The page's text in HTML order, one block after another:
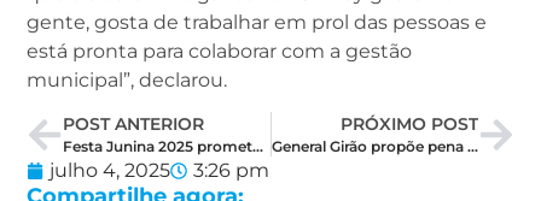
gente, gosta de trabalhar em prol das pessoas e
está pronta para colaborar com a gestão
municipal”, declarou.
POST ANTERIOR
Festa Junina 2025 promete recorde de público em Governador Dix-Sept.
PRÓXIMO POST
General Girão propõe pena mais dura para fraudes contra idosos
julho 4, 2025 3:26 pm